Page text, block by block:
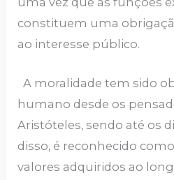
constituem uma
ao interesse público.
A moralidade tem sido
humano desde os
Aristóteles, sendo até os
disso, é reconhecido
valores adquiridos ao